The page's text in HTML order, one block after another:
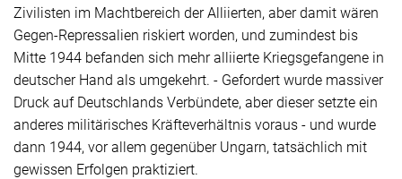
Zivilisten im Machtbereich der Alliierten, aber damit wären
Gegen-Repressalien riskiert worden, und zumindest bis
Mitte 1944 befanden sich mehr alliierte Kriegsgefangene in
deutscher Hand als umgekehrt. - Gefordert wurde massiver
Druck auf Deutschlands Verbündete, aber dieser setzte ein
anderes militärisches Kräfteverhältnis voraus - und wurde
dann 1944, vor allem gegenüber Ungarn, tatsächlich mit
gewissen Erfolgen praktiziert.